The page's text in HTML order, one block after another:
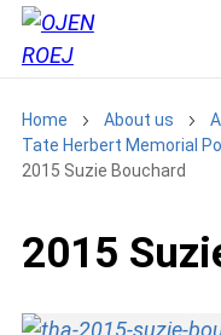
Home About us
Tate Herbert Memorial
2015 Suzie Bouchard
2015